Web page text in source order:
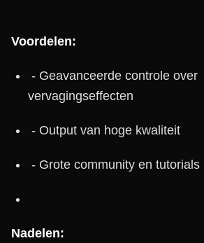
Voordelen:
- Geavanceerde controle over
vervagingseffecten
- Output van hoge kwaliteit
- Grote community en tutorials
Nadelen: